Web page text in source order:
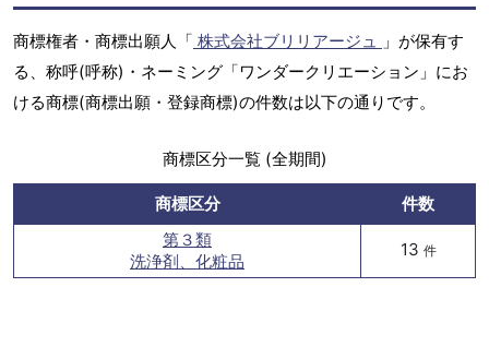
商標権者・商標出願人「 株式会社ブリリアージュ
」が保有す
る、称呼(呼称)・ネーミング「ワンダークリエーション」にお
ける商標(商標出願・登録商標)の件数は以下の通りです。
商標区分一覧 (全期間)
商標区分
件数
第３類
洗浄剤、化粧品
13 件